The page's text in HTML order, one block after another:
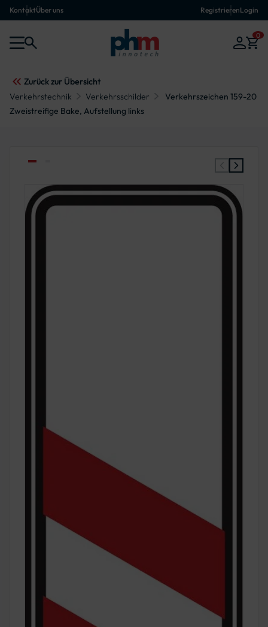
KontaktÜber uns RegistrierenLogin
0
Zurück zur Übersicht
Verkehrstechnik
Verkehrsschilder
Verkehrszeichen 159-20
Zweistreifige Bake, Aufstellung links